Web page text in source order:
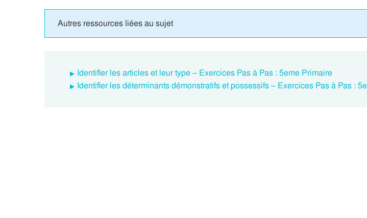
Autres ressources liées au sujet
Identifier les articles et leur type – Exercices Pas à Pas : 5eme Primaire
Identifier les déterminants démonstratifs et possessifs – Exercices Pas à Pas :